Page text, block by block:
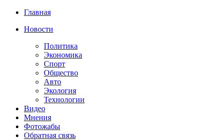
Главная
Новости
Политика
Экономика
Спорт
Общество
Авто
Экология
Технологии
Видео
Мнения
Фотожабы
Обратная связь